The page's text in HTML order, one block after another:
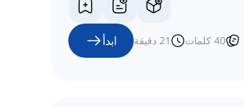
40 كلمات 21 دقيقة ابدأ